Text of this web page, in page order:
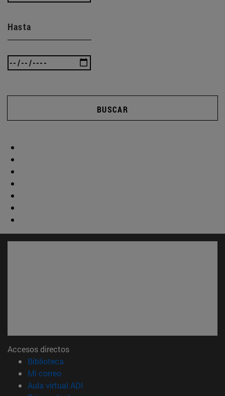
Hasta
BUSCAR
Accesos directos
Biblioteca
Mi correo(abre en nueva ventana)
Aula virtual ADI